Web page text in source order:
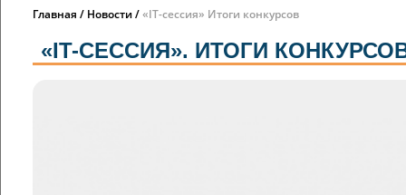
Главная Новости «IT-сессия» Итоги конкурсов
«IT-СЕССИЯ». ИТОГИ